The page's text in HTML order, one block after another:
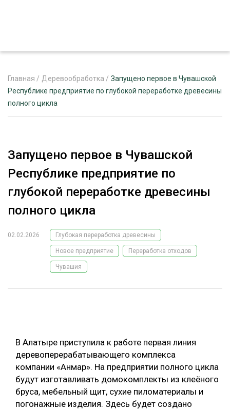
ЖУРНАЛ «ЛЕСНОЙ КОМПЛЕКС»
РЕКЛАМОДАТЕЛЯМ
ЛЕСНОЕ ХОЗЯЙСТВО
ОБРАБОТКА ДРЕВЕСИНЫ
ЦИФРОВАЯ СРЕДА
ЦБП
КОМПЛЕКСНАЯ ПЕРЕРАБОТКА
ЛЕСОПИЛЕНИЕ
ЭКСПЕРТНОЕ МНЕНИЕ
Главная / Деревообработка / Запущено первое в Чувашской
Республике предприятие по глубокой переработке древесины
полного цикла
Запущено первое в Чувашской
Республике предприятие по
глубокой переработке древесины
полного цикла
02.02.2026 Глубокая переработка древесины
Новое предприятие Переработка отходов
Чувашия
В Алатыре приступила к работе первая линия
деревоперерабатывающего комплекса
компании «Анмар». На предприятии полного цикла
будут изготавливать домокомплекты из клеёного
бруса, мебельный щит, сухие пиломатериалы и
погонажные изделия. Здесь будет создано